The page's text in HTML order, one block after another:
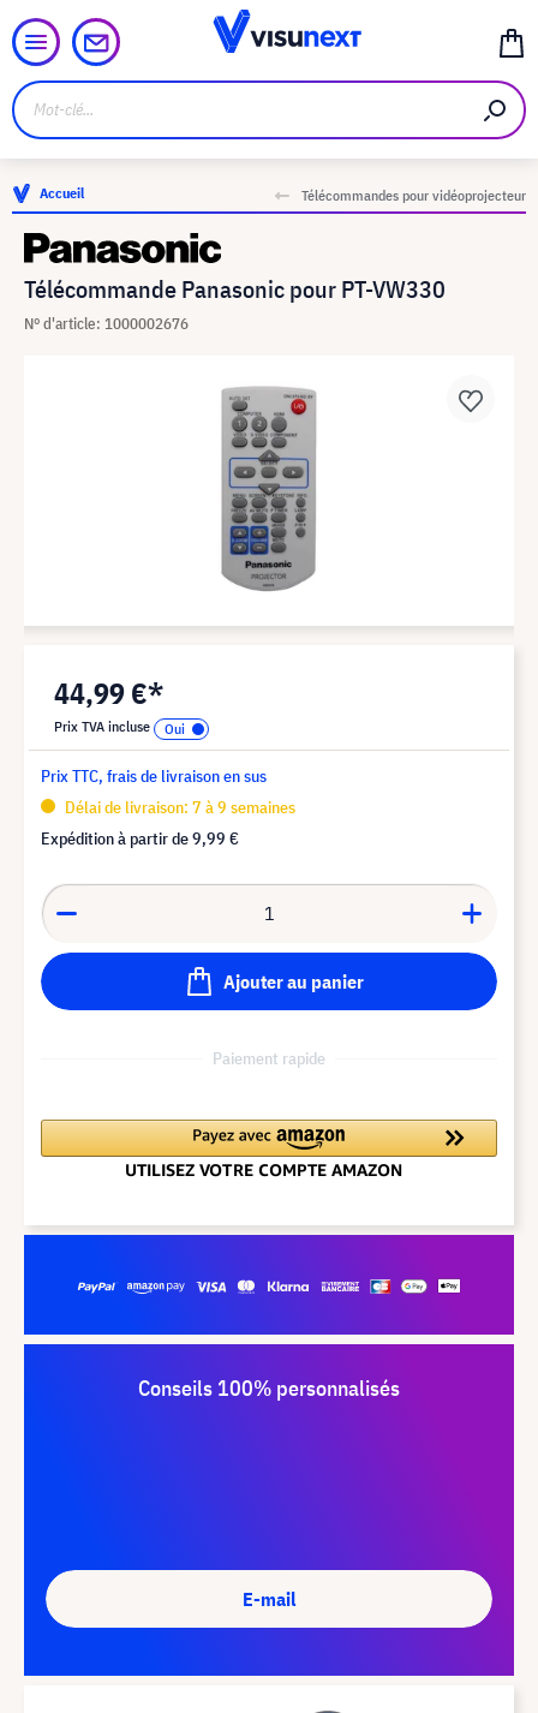
Accueil Télécommandes pour vidéoprojecteur
Télécommande Panasonic pour PT-VW330
N° d'article: 1000002676
44,99 €*
Prix TVA incluse
Prix TTC, frais de livraison en sus
Délai de livraison: 7 à 9 semaines
Expédition à partir de9,99 €
Ajouter au panier
Paiement rapide
Conseils 100% personnalisés
E-mail